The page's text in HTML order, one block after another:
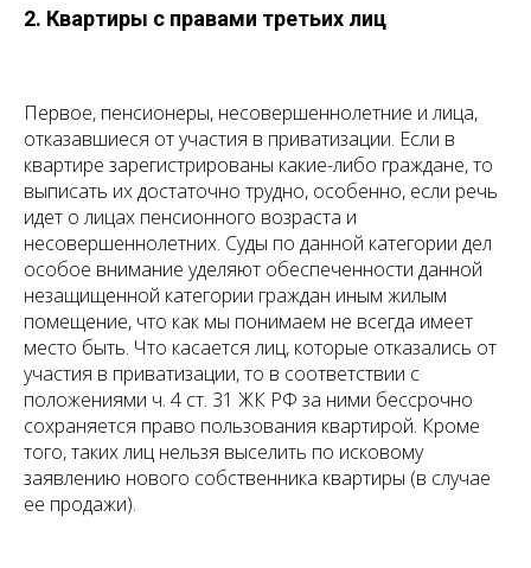
2. Квартиры с правами третьих лиц
Первое, пенсионеры, несовершеннолетние и лица,
отказавшиеся от участия в приватизации. Если в
квартире зарегистрированы какие-либо граждане, то
выписать их достаточно трудно, особенно, если речь
идет о лицах пенсионного возраста и
несовершеннолетних. Суды по данной категории дел
особое внимание уделяют обеспеченности данной
незащищенной категории граждан иным жилым
помещение, что как мы понимаем не всегда имеет
место быть. Что касается лиц, которые отказались от
участия в приватизации, то в соответствии с
положениями ч. 4 ст. 31 ЖК РФ за ними бессрочно
сохраняется право пользования квартирой. Кроме
того, таких лиц нельзя выселить по исковому
заявлению нового собственника квартиры (в случае
ее продажи).